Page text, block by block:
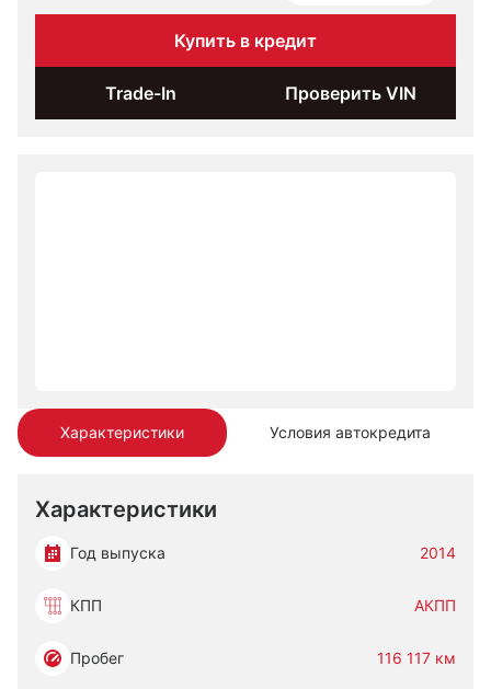
Характеристики Условия автокредита
Характеристики
Год выпуска 2014
КПП АКПП
Пробег 116 117 км
Купить в кредит
Trade-In Проверить VIN